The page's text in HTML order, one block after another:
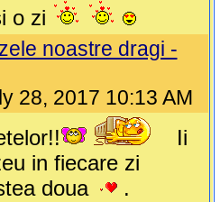
o zi
noastre dragi -
28, 2017 10:13 AM
Ii
in fiecare zi
doua
.